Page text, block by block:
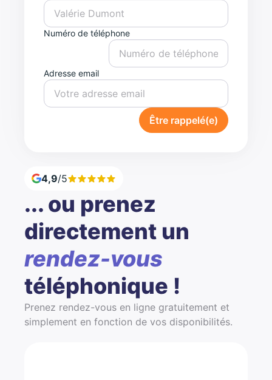
Numéro de téléphone
Adresse email
Être rappelé(e)
4,9/5
... ou prenez
directement un
rendez-vous
téléphonique !
Prenez rendez-vous en ligne gratuitement et
simplement en fonction de vos disponibilités.